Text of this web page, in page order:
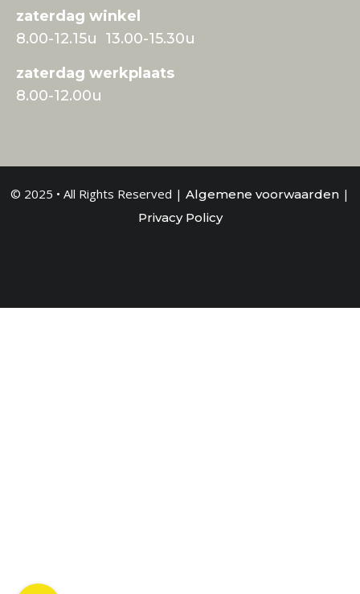
zaterdag winkel
8.00-12.15u 13.00-15.30u
zaterdag werkplaats
8.00-12.00u
© 2025 • All Rights Reserved | Algemene voorwaarden |
Privacy Policy